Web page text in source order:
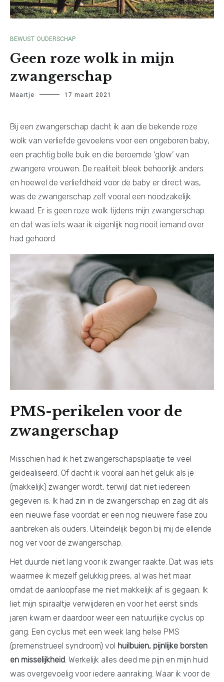
BEWUST OUDERSCHAP
Geen roze wolk in mijn
zwangerschap
Maartje 17 maart 2021
Bij een zwangerschap dacht ik aan die bekende roze
wolk van verliefde gevoelens voor een ongeboren baby,
een prachtig bolle buik en die beroemde ‘glow’ van
zwangere vrouwen. De realiteit bleek behoorlijk anders
en hoewel de verliefdheid voor de baby er direct was,
was de zwangerschap zelf vooral een noodzakelijk
kwaad. Er is geen roze wolk tijdens mijn zwangerschap
en dat was iets waar ik eigenlijk nog nooit iemand over
had gehoord.
PMS-perikelen voor de
zwangerschap
Misschien had ik het zwangerschapsplaatje te veel
geïdealiseerd. Of dacht ik vooral aan het geluk als je
(makkelijk) zwanger wordt, terwijl dat niet iedereen
gegeven is. Ik had zin in de zwangerschap en zag dit als
een nieuwe fase voordat er een nog nieuwere fase zou
aanbreken als ouders. Uiteindelijk begon bij mij de ellende
nog ver voor de zwangerschap.
Het duurde niet lang voor ik zwanger raakte. Dat was iets
waarmee ik mezelf gelukkig prees, al was het maar
omdat de aanloopfase me niet makkelijk af is gegaan. Ik
liet mijn spiraaltje verwijderen en voor het eerst sinds
jaren kwam er daardoor weer een natuurlijke cyclus op
gang. Een cyclus met een week lang helse PMS
(premenstrueel syndroom) vol huilbuien, pijnlijke borsten
en misselijkheid. Werkelijk alles deed me pijn en mijn huid
was overgevoelig voor iedere aanraking. Waar ik voor de